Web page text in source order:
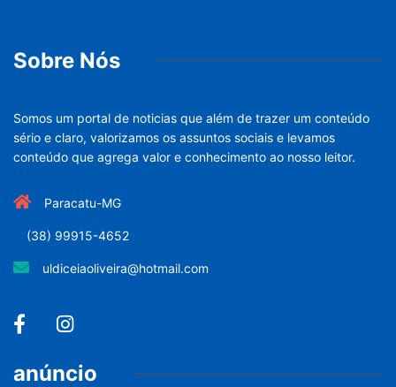
Sobre Nós
Somos um portal de noticias que além de trazer um conteúdo
sério e claro, valorizamos os assuntos sociais e levamos
conteúdo que agrega valor e conhecimento ao nosso leitor.
Paracatu-MG
(38) 99915-4652
uldiceiaoliveira@hotmail.com
anúncio